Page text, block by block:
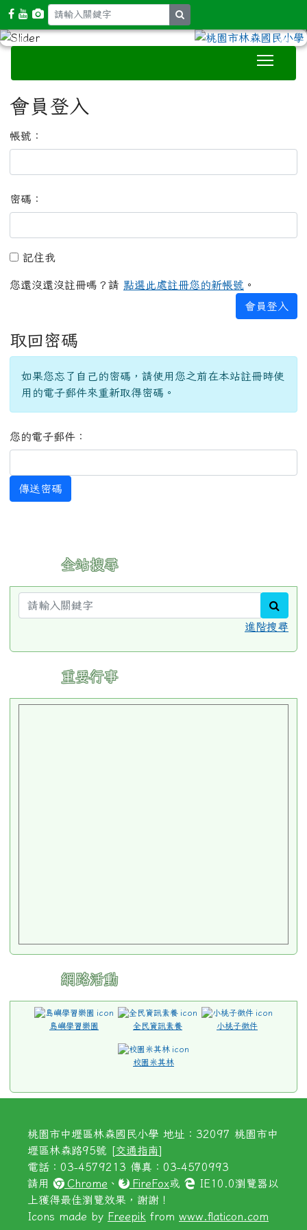
:::
會員登入
帳號：
密碼：
記住我記住我
您還沒還沒註冊嗎？請 點選此處註冊您的新帳號 。
會員登入
取回密碼
如果您忘了自己的密碼，請使用您之前在本站註冊時使
用的電子郵件來重新取得密碼。
您的電子郵件：
傳送密碼
全站搜尋
進階搜尋
重要行事
網路活動
島嶼學習樂園 全民資訊素養 小桃子徵件
校園米其林
桃園市中壢區林森國民小學 地址：32097 桃園市中
壢區林森路95號 [交通指南]
電話：03-4579213 傳真：03-4570993
請用
Chrome 、 FireFox或
IE10.0瀏覽器以
上獲得最佳瀏覽效果，謝謝！
Icons made by Freepik from www.flaticon.com